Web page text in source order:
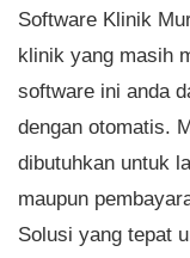
Software Klinik
klinik yang masih
software ini anda
dengan otomatis.
dibutuhkan untuk
maupun
Solusi yang tepat